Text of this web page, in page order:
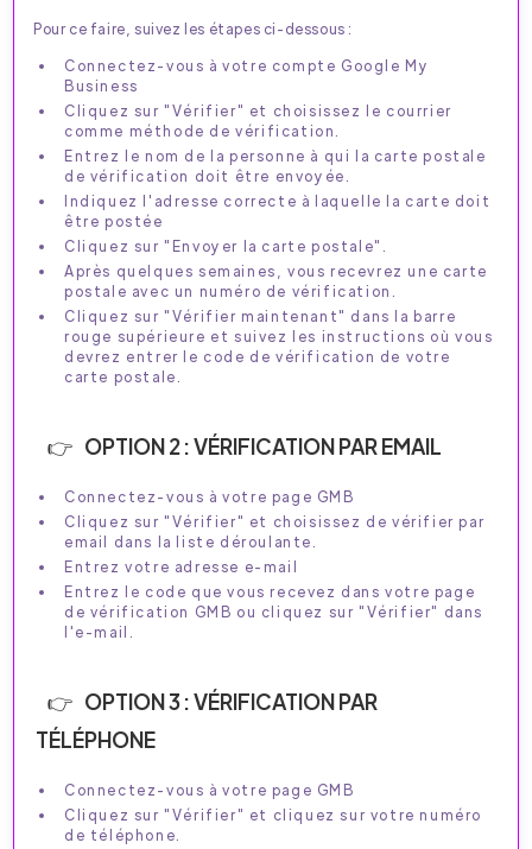
Pour ce faire, suivez les étapes ci-dessous :
Connectez-vous à votre compte Google My
Business
Cliquez sur "Vérifier" et choisissez le courrier
comme méthode de vérification.
Entrez le nom de la personne à qui la carte postale
de vérification doit être envoyée.
Indiquez l'adresse correcte à laquelle la carte doit
être postée
Cliquez sur "Envoyer la carte postale".
Après quelques semaines, vous recevrez une carte
postale avec un numéro de vérification.
Cliquez sur "Vérifier maintenant" dans la barre
rouge supérieure et suivez les instructions où vous
devrez entrer le code de vérification de votre
carte postale.
OPTION 2 : VÉRIFICATION PAR EMAIL
Connectez-vous à votre page GMB
Cliquez sur "Vérifier" et choisissez de vérifier par
email dans la liste déroulante.
Entrez votre adresse e-mail
Entrez le code que vous recevez dans votre page
de vérification GMB ou cliquez sur "Vérifier" dans
l'e-mail.
OPTION 3 : VÉRIFICATION PAR
TÉLÉPHONE
Connectez-vous à votre page GMB
Cliquez sur "Vérifier" et cliquez sur votre numéro
de téléphone.